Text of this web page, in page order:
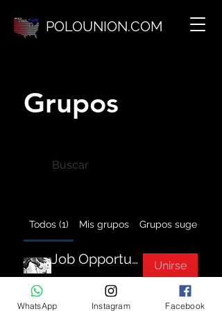
POLOUNION.COM
Grupos
Todos (1) Mis grupos Grupos sugeridos
Job Opportunities
Público · 191 miembros
Unirse
WhatsApp Instagram Facebook